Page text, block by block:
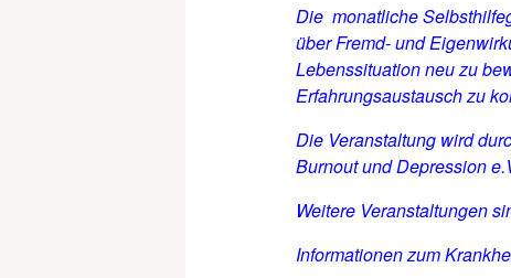
Die monatliche
über Fremd- und
Lebenssituation neu zu
Erfahrungsaustausch zu
Die Veranstaltung wird
Burnout und Depression
Weitere Veranstaltungen
Informationen zum